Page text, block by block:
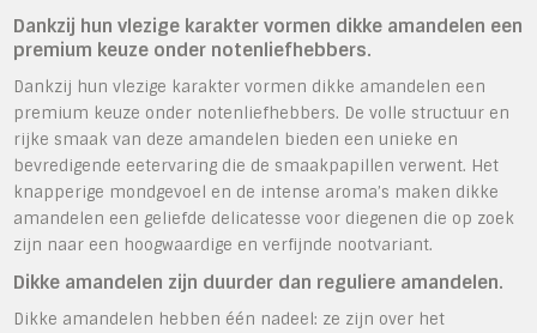
Dankzij hun vlezige karakter vormen dikke amandelen een
premium keuze onder notenliefhebbers.
Dankzij hun vlezige karakter vormen dikke amandelen een
premium keuze onder notenliefhebbers. De volle structuur en
rijke smaak van deze amandelen bieden een unieke en
bevredigende eetervaring die de smaakpapillen verwent. Het
knapperige mondgevoel en de intense aroma’s maken dikke
amandelen een geliefde delicatesse voor diegenen die op zoek
zijn naar een hoogwaardige en verfijnde nootvariant.
Dikke amandelen zijn duurder dan reguliere amandelen.
Dikke amandelen hebben één nadeel: ze zijn over het